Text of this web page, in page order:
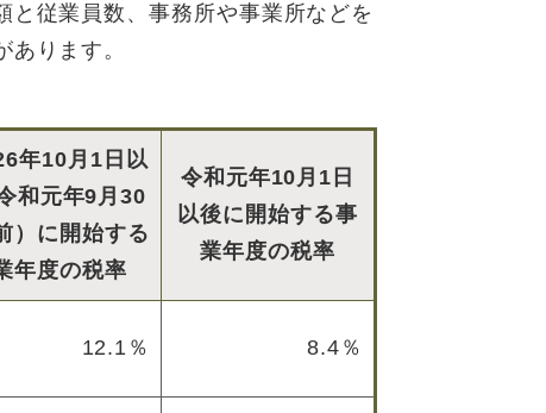
従業員数、事務所や事業所などを
ります。
年10月1日以
和元年9月30
）に開始する
年度の税率
令和元年10月1日
以後に開始する事
業年度の税率
12.1％ 8.4％